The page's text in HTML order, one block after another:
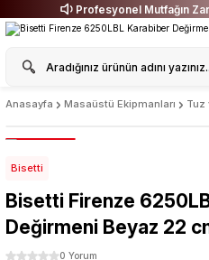
Profesyonel Mutfağın
Anasayfa Masaüstü Ekipmanları Tuz
Bisetti
Bisetti Firenze
Değirmeni Beyaz 22
0 Yorum